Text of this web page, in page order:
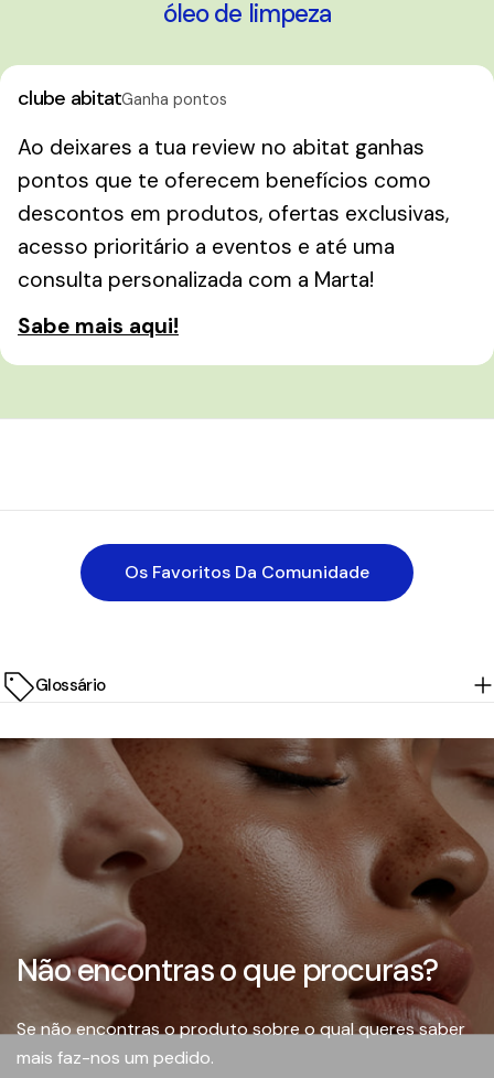
óleo de limpeza
clube abitatGanha pontos
Ao deixares a tua review no abitat ganhas
pontos que te oferecem benefícios como
descontos em produtos, ofertas exclusivas,
acesso prioritário a eventos e até uma
consulta personalizada com a Marta!
Sabe mais aqui!
Os Favoritos Da Comunidade
Glossário
Não encontras o que procuras?
Se não encontras o produto sobre o qual queres saber
mais faz-nos um pedido.